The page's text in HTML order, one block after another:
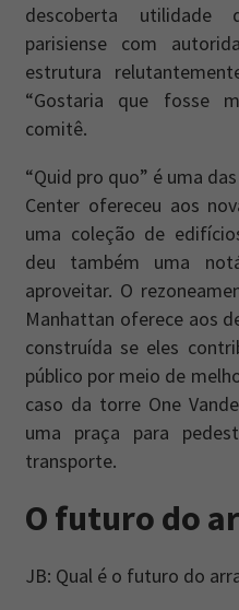
descoberta
parisiense com
estrutura
“Gostaria que fosse
comitê.
“Quid pro quo” é uma
Center ofereceu aos
uma coleção de
deu também uma
aproveitar. O
Manhattan oferece aos
construída se eles
público por meio de
caso da torre One
uma praça para
transporte.
O futuro do
JB: Qual é o futuro do